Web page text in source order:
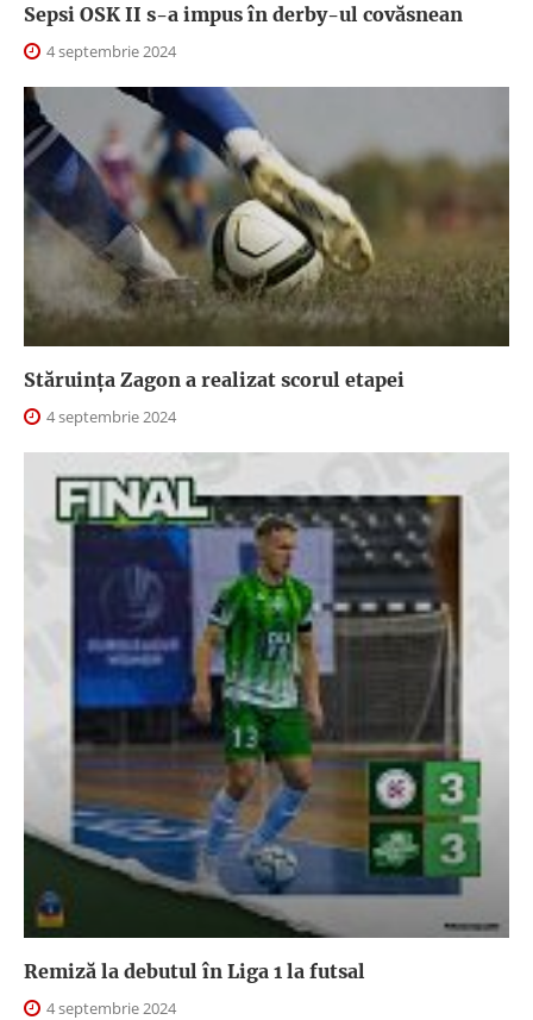
Sepsi OSK II s-a impus în derby-ul covăsnean
4 septembrie 2024
Stăruința Zagon a realizat scorul etapei
4 septembrie 2024
Remiză la debutul în Liga 1 la futsal
4 septembrie 2024